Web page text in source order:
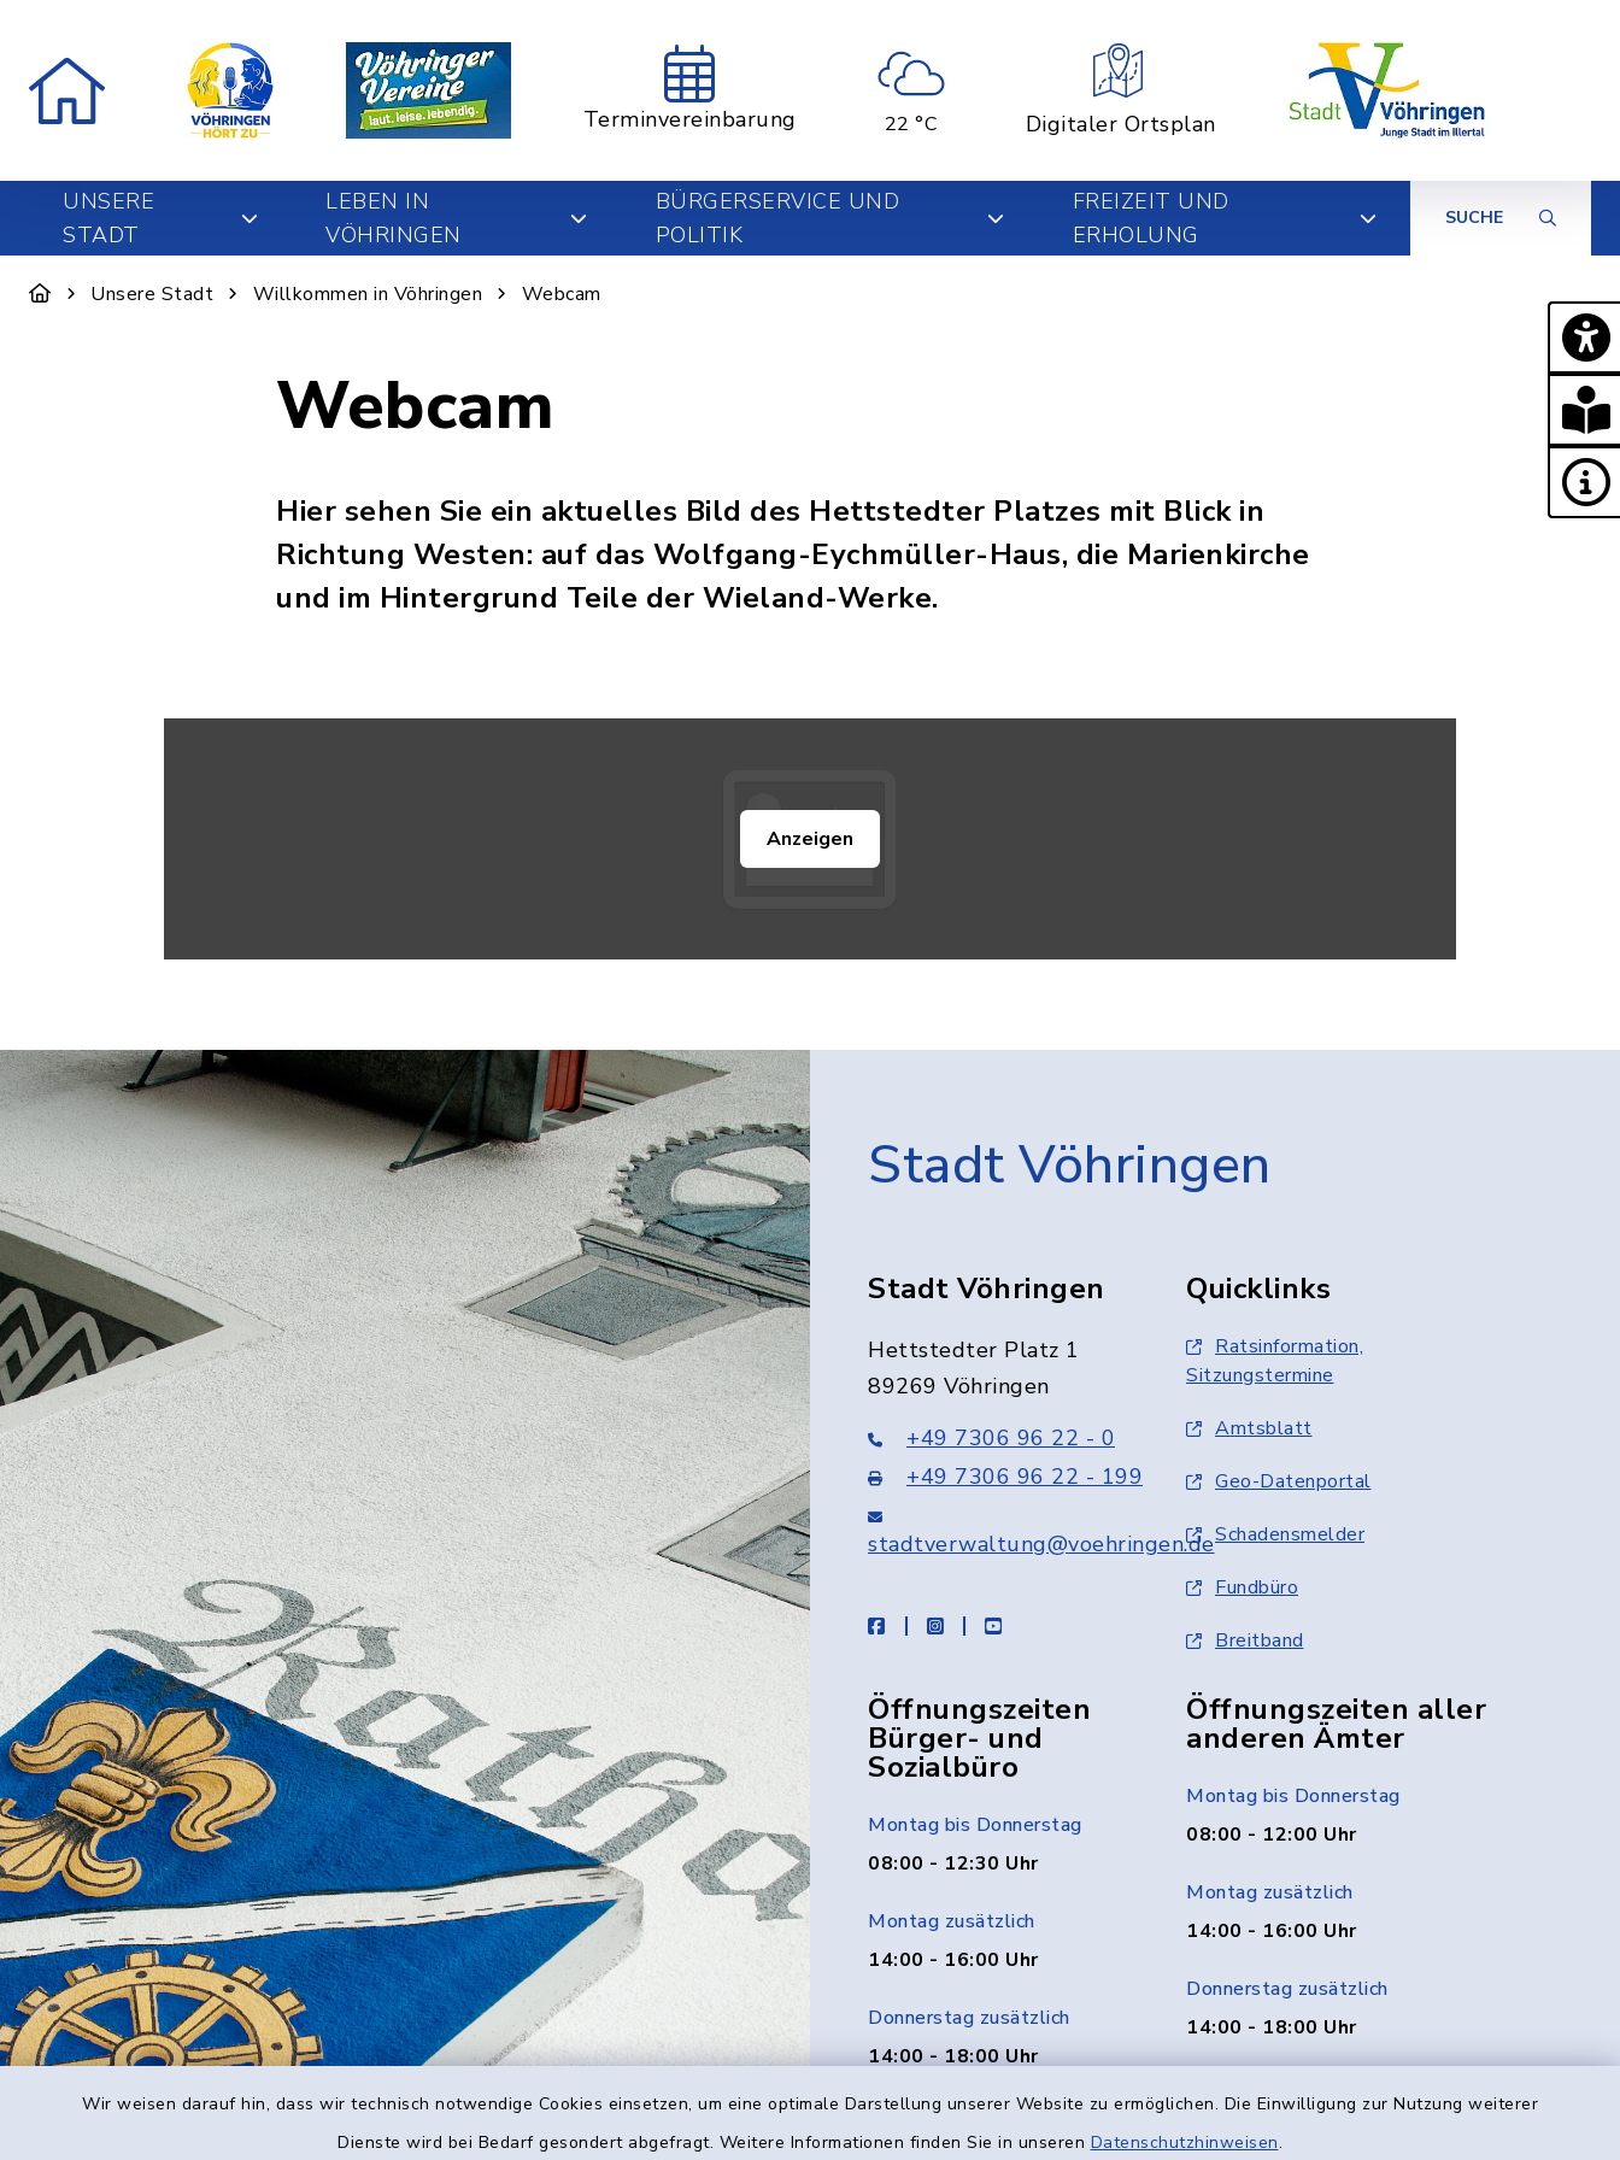
Wir weisen darauf hin, dass wir technisch notwendige Cookies einsetzen, um eine optimale Darstellung unserer Website zu ermöglichen. Die Einwilligung zur Nutzung weiterer
Dienste wird bei Bedarf gesondert abgefragt. Weitere Informationen finden Sie in unseren Datenschutzhinweisen.
Terminvereinbarung 22 °C Digitaler Ortsplan
UNSERE
STADT
LEBEN IN
VÖHRINGEN
BÜRGERSERVICE UND
POLITIK
FREIZEIT UND
ERHOLUNG
SUCHE
Unsere Stadt Willkommen in Vöhringen Webcam
Webcam
Hier sehen Sie ein aktuelles Bild des Hettstedter Platzes mit Blick in
Richtung Westen: auf das Wolfgang-Eychmüller-Haus, die Marienkirche
und im Hintergrund Teile der Wieland-Werke.
Anzeigen
Stadt Vöhringen
Stadt Vöhringen
Hettstedter Platz 1
89269 Vöhringen
+49 7306 96 22 - 0
+49 7306 96 22 - 199
stadtverwaltung@voehringen.de
facebookinstagramyoutube
Quicklinks
Ratsinformation,
Sitzungstermine
Amtsblatt
Geo-Datenportal
Schadensmelder
Fundbüro
Breitband
Öffnungszeiten
Bürger- und
Sozialbüro
Montag bis Donnerstag
08:00 - 12:30 Uhr
Montag zusätzlich
14:00 - 16:00 Uhr
Donnerstag zusätzlich
14:00 - 18:00 Uhr
Freitag
08:00 - 12:00 Uhr
Öffnungszeiten aller
anderen Ämter
Montag bis Donnerstag
08:00 - 12:00 Uhr
Montag zusätzlich
14:00 - 16:00 Uhr
Donnerstag zusätzlich
14:00 - 18:00 Uhr